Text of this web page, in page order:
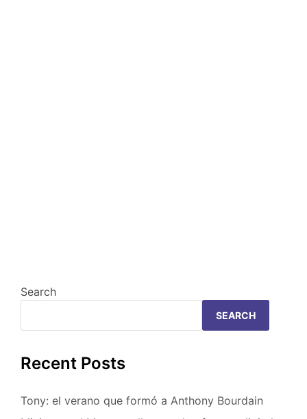
Search
SEARCH
Recent Posts
Tony: el verano que formó a Anthony Bourdain